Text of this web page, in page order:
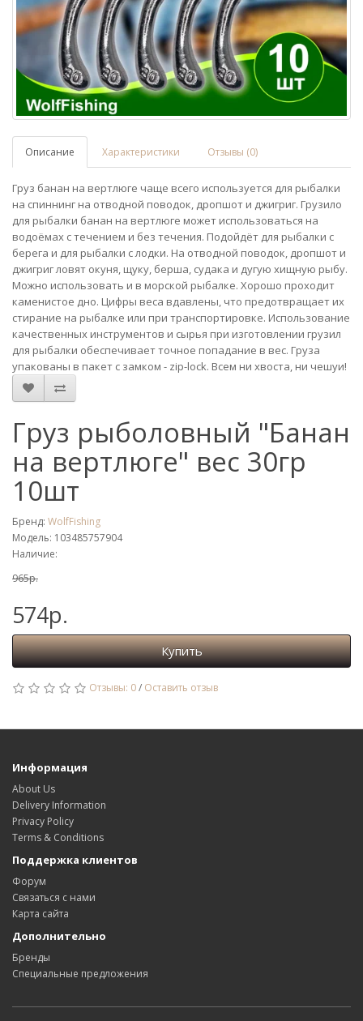
Описание Характеристики Отзывы (0)
Груз банан на вертлюге чаще всего используется для рыбалки
на спиннинг на отводной поводок, дропшот и джигриг. Грузило
для рыбалки банан на вертлюге может использоваться на
водоёмах с течением и без течения. Подойдёт для рыбалки с
берега и для рыбалки с лодки. На отводной поводок, дропшот и
джигриг ловят окуня, щуку, берша, судака и дугую хищную рыбу.
Можно использовать и в морской рыбалке. Хорошо проходит
каменистое дно. Цифры веса вдавлены, что предотвращает их
стирание на рыбалке или при транспортировке. Использование
качественных инструментов и сырья при изготовлении грузил
для рыбалки обеспечивает точное попадание в вес. Груза
упакованы в пакет с замком - zip-lock. Всем ни хвоста, ни чешуи!
Груз рыболовный "Банан
на вертлюге" вес 30гр
10шт
Бренд: WolfFishing
Модель: 103485757904
Наличие:
965р.
574р.
Купить
Отзывы: 0/ Оставить отзыв
Информация
About Us
Delivery Information
Privacy Policy
Terms & Conditions
Поддержка клиентов
Форум
Связаться с нами
Карта сайта
Дополнительно
Бренды
Специальные предложения